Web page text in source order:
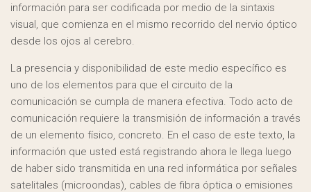
información para ser codificada por medio de la sintaxis
visual, que comienza en el mismo recorrido del nervio óptico
desde los ojos al cerebro.
La presencia y disponibilidad de este medio específico es
uno de los elementos para que el circuito de la
comunicación se cumpla de manera efectiva. Todo acto de
comunicación requiere la transmisión de información a través
de un elemento físico, concreto. En el caso de este texto, la
información que usted está registrando ahora le llega luego
de haber sido transmitida en una red informática por señales
satelitales (microondas), cables de fibra óptica o emisiones